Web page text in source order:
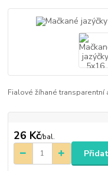
Fialové žíhané transparentní
26 Kč/bal.